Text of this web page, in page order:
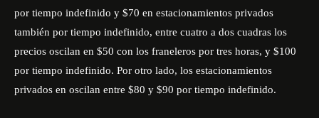
por tiempo indefinido y $70 en estacionamientos privados
también por tiempo indefinido, entre cuatro a dos cuadras los
precios oscilan en $50 con los franeleros por tres horas, y $100
por tiempo indefinido. Por otro lado, los estacionamientos
privados en oscilan entre $80 y $90 por tiempo indefinido.